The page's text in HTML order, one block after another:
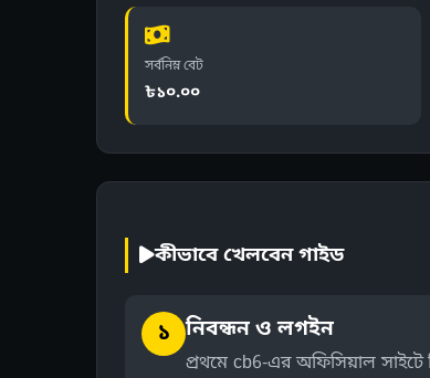
সর্বনিম্ন বেট
৳১০.০০
কীভাবে খেলবেন গাইড
১ নিবন্ধন ও লগইন
প্রথমে cb6-এর অফিসিয়াল